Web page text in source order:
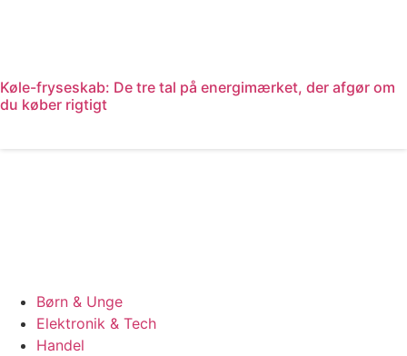
Køle-fryseskab: De tre tal på energimærket, der afgør om
du køber rigtigt
Børn & Unge
Elektronik & Tech
Handel